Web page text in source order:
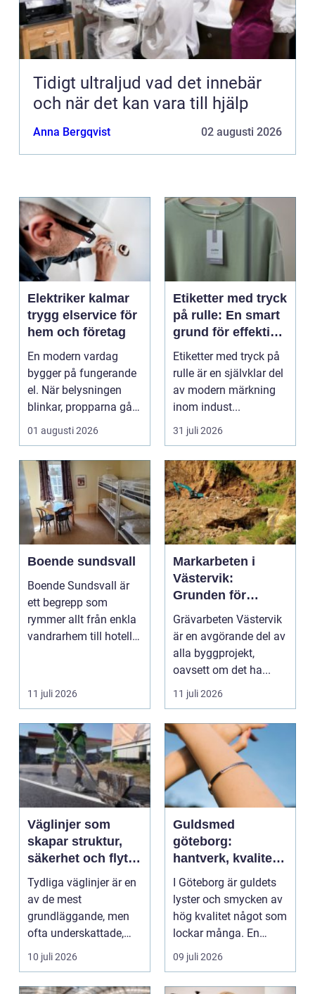
Tidigt ultraljud vad det innebär
och när det kan vara till hjälp
Anna Bergqvist 02 augusti 2026
Elektriker kalmar
trygg elservice för
hem och företag
En modern vardag
bygger på fungerande
el. När belysningen
blinkar, propparna går
eller en ny laddbox...
01 augusti 2026
Etiketter med tryck
på rulle: En smart
grund för effektiv
märkning
Etiketter med tryck på
rulle är en självklar del
av modern märkning
inom indust...
31 juli 2026
Boende sundsvall
Boende Sundsvall är
ett begrepp som
rymmer allt från enkla
vandrarhem till hotell
11 juli 2026
Markarbeten i
Västervik:
Grunden för
hållbara
byggprojekt
Grävarbeten Västervik
är en avgörande del av
alla byggprojekt,
oavsett om det ha...
11 juli 2026
Väglinjer som
skapar struktur,
säkerhet och flyt i
trafiken
Tydliga väglinjer är en
av de mest
grundläggande, men
ofta underskattade,
delarna i trafikmiljön.
De...
10 juli 2026
Guldsmed
göteborg:
hantverk, kvalitet
och personlig
service
I Göteborg är guldets
lyster och smycken av
hög kvalitet något som
lockar många. En
guldsmed i Göteb...
09 juli 2026